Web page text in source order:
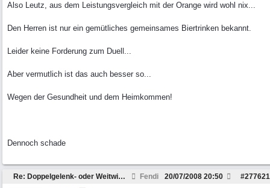
Also Leutz, aus dem Leistungsvergleich mit der Orange wird wohl nix...
Den Herren ist nur ein gemütliches gemeinsames Biertrinken bekannt.
Leider keine Forderung zum Duell...
Aber vermutlich ist das auch besser so...
Wegen der Gesundheit und dem Heimkommen!
Dennoch schade
Re: Doppelgelenk- oder Weitwinkelwelle??? Fendi #277621
20/07/2008 20:50